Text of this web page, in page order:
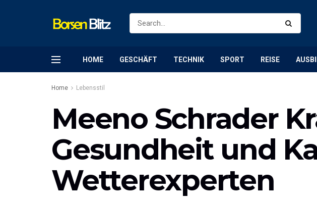
HOME GESCHÄFT TECHNIK SPORT REISE
Home Lebensstil
Meeno Schrader
Gesundheit und
Wetterexperten